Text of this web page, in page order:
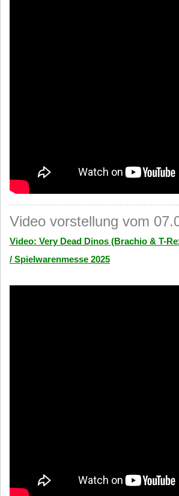
Video vorstellung vom
Video: Very Dead Dinos (Brachio & T-
/ Spielwarenmesse 2025